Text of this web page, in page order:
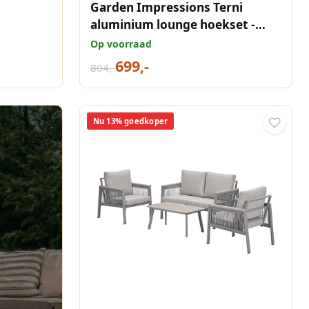
Garden Impressions Terni
aluminium lounge hoekset -
carbon black - desert sand
Op voorraad
804,-699,-
Nu 13% goedkoper